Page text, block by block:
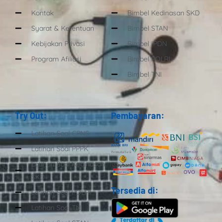
Kontak
Syarat & Ketentuan
Kebijakan Privasi
Program Afiliasi
Bimbel Kedinasan SKD
Bimbel STAN
Bimbel IPDN
Bimbel POLRI
Bimbel TNI
Try Out:
Latihan Soal CPNS
Latihan Soal PPPK
Latihan Soal Kedinasan
SKD
Latihan Soal POLRI
Latihan Soal TNI
Pembayaran:
Tersedia di: